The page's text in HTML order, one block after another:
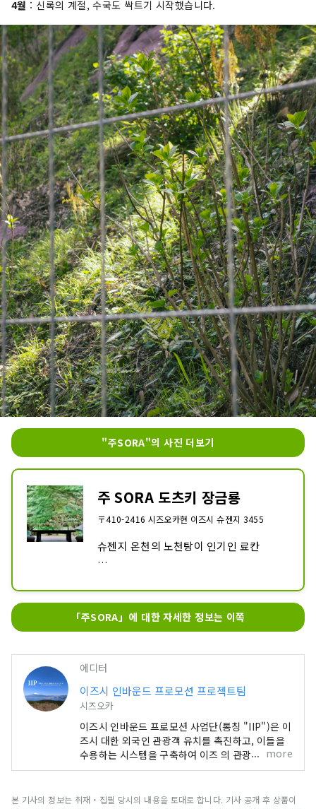
4월 : 신록의 계절, 수국도 싹트기 시작했습니다.
"주SORA"의 사진 더보기
주 SORA 도츠키 장금룡
〒410-2416 시즈오카현 이즈시 슈젠지 3455
슈젠지 온천의 노천탕이 인기인 료칸
슈젠지 온천가의 중심
대나무 숲의 작은 지름 앞에 위치한 당관은
1만 5천평의 대자연에 둘러싸인 세계에 초
대하는 식사와 방, 온천, 정원과
세세한 부분까지 고집한 5성급 여관입니
다.
기품이 있는 관내이면서,
어딘가 진정 같은
궁극의 휴식 공간을 제공합니다.
이즈・슈젠지 여행시에는,
「주SORA」에 대한 자세한 정보는 이쪽
에디터
이즈시 인바운드 프로모션 프로젝트팀
시즈오카
이즈시 인바운드 프로모션 사업단(통칭 "IIP")은 이
즈시 대한 외국인 관광객 유치를 촉진하고, 이들을
수용하는 시스템을 구축하여 이즈 의 관광 자원을
활용하여 매력적인 국제 관광지로 만드는 것을 목표
을 자랑하며, 온천, 해변, 산악 지역 등 다양한 관광
more
본 기사의 정보는 취재・집필 당시의 내용을 토대로 합니다. 기사 공개 후 상품이